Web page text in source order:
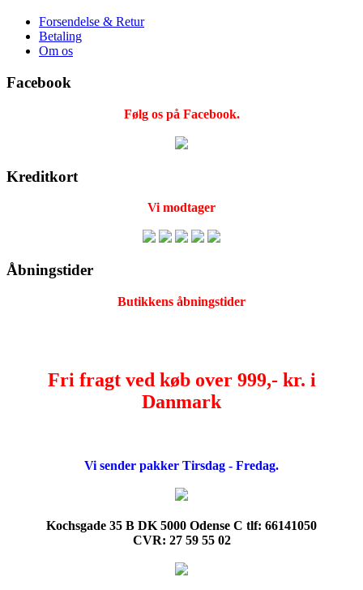
Forsendelse & Retur
Betaling
Om os
Facebook
Følg os på Facebook.
Kreditkort
Vi modtager
Åbningstider
Butikkens åbningstider
Fri fragt ved køb over 999,- kr. i
Danmark
Vi sender pakker Tirsdag - Fredag.
Kochsgade 35 B DK 5000 Odense C tlf: 66141050
CVR: 27 59 55 02